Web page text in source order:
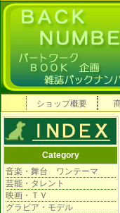
ショップ概要
Category
音楽・舞台 ワンテーマ
芸能・タレント
映画・ＴＶ
グラビア・モデル